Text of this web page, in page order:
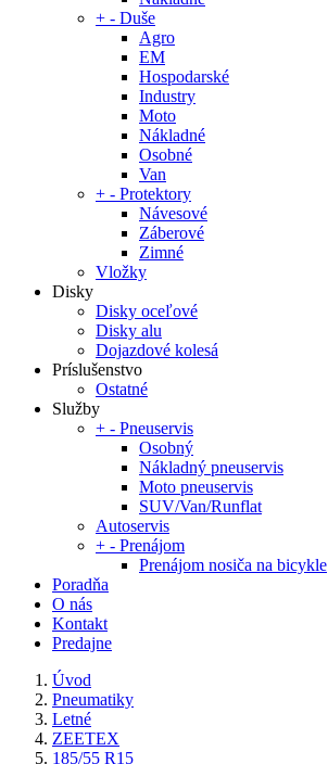
+ - Duše
Agro
EM
Hospodarské
Industry
Moto
Nákladné
Osobné
Van
+ - Protektory
Návesové
Záberové
Zimné
Vložky
Disky
Disky oceľové
Disky alu
Dojazdové kolesá
Príslušenstvo
Ostatné
Služby
+ - Pneuservis
Osobný
Nákladný pneuservis
Moto pneuservis
SUV/Van/Runflat
Autoservis
+ - Prenájom
Prenájom nosiča na bicykle
Poradňa
O nás
Kontakt
Predajne
Úvod
Pneumatiky
Letné
ZEETEX
185/55 R15